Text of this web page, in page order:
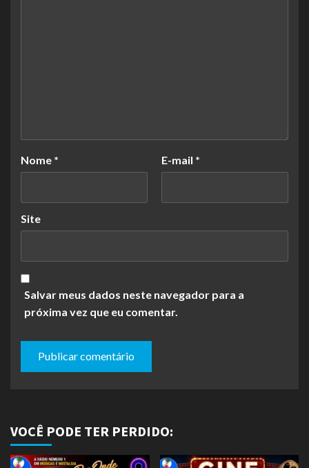
Nome * E-mail *
Site
Salvar meus dados neste navegador para a
próxima vez que eu comentar.
VOCÊ PODE TER PERDIDO: